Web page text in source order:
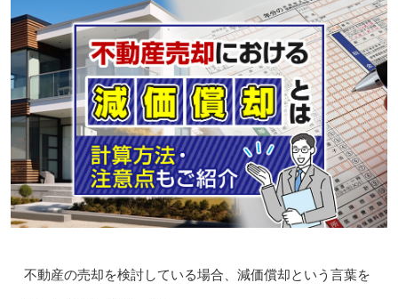
不動産の売却を検討している場合、減価償却という言葉を